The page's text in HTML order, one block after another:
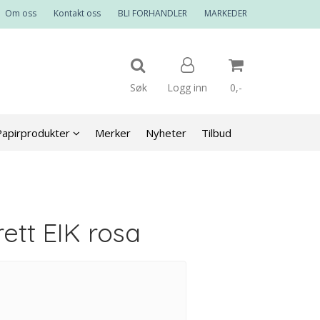
Om oss Kontakt oss BLI FORHANDLER MARKEDER
Søk Logg inn 0,-
Merker Nyheter Tilbud
EIK rosa